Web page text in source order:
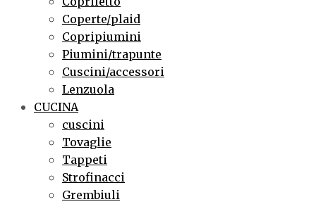
Coperte/plaid
Copripiumini
Piumini/trapunte
Cuscini/accessori
Lenzuola
CUCINA
cuscini
Tovaglie
Tappeti
Strofinacci
Grembiuli